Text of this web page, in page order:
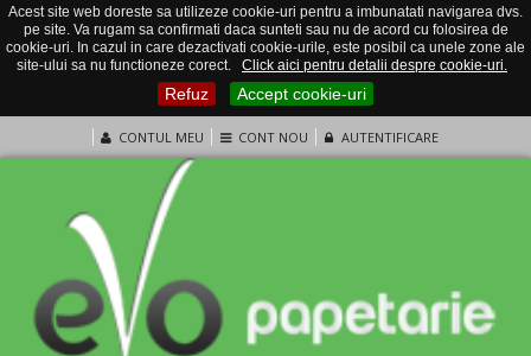
Acest site web doreste sa utilizeze cookie-uri pentru a imbunatati navigarea dvs.
pe site. Va rugam sa confirmati daca sunteti sau nu de acord cu folosirea de
cookie-uri. In cazul in care dezactivati cookie-urile, este posibil ca unele zone ale
site-ului sa nu functioneze corect.
Click aici pentru detalii despre cookie-uri.
Refuz Accept cookie-uri
CONTUL MEU CONT NOU AUTENTIFICARE